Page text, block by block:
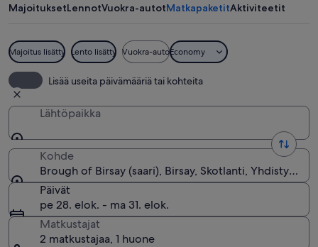
MajoituksetLennotVuokra-autotMatkapaketitAktiviteetit
Majoitus lisätty Lento lisätty Vuokra-autoEconomy
Lisää useita päivämääriä tai kohteita
Lähtöpaikka
Kohde
Brough of Birsay (saari), Birsay, Skotlanti, Yhdistynyt
Päivät
pe 28. elok. - ma 31. elok.
Matkustajat
2 matkustajaa, 1 huone